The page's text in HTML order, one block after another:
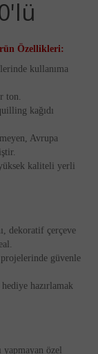
Özellikleri:
kullanıma
ton.
kağıdı
Avrupa
kaliteli yerli
dekoratif çerçeve
güvenle
hazırlamak
yapmayan özel